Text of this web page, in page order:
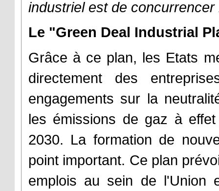
industriel est de
Le "Green Deal Industrial
Grâce à ce plan, les Etats
directement des
engagements sur la
les émissions de gaz à
2030. La formation de
point important. Ce plan
emplois au sein de l'Union